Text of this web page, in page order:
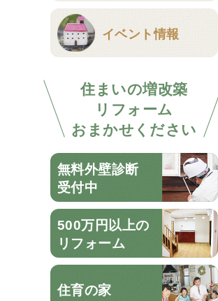
イベント情報
住まいの増改築
リフォーム
おまかせください
無料外壁診断
受付中
500万円以上の
リフォーム
住育の家